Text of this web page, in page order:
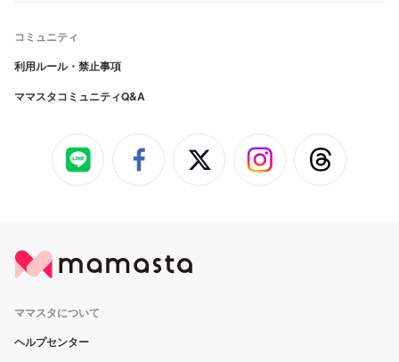
コミュニティ
利用ルール・禁止事項
ママスタコミュニティQ&A
ママスタについて
ヘルプセンター